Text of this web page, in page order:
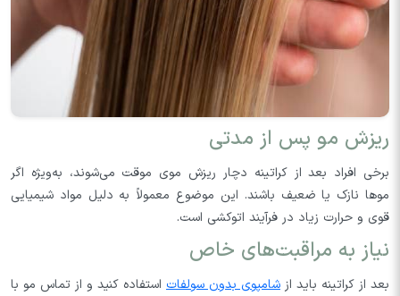
ریزش مو پس از مدتی
برخی افراد بعد از کراتینه دچار ریزش موی موقت می‌شوند، به‌ویژه اگر
موها نازک یا ضعیف باشند. این موضوع معمولاً به دلیل مواد شیمیایی
قوی و حرارت زیاد در فرآیند اتوکشی است.
نیاز به مراقبت‌های خاص
بعد از کراتینه باید از شامپوی بدون سولفات استفاده کنید و از تماس مو با